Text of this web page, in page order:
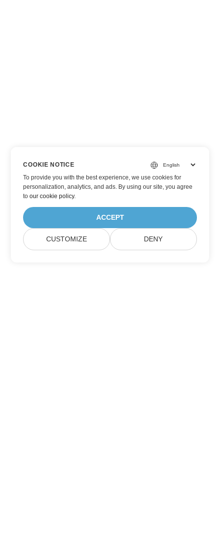
COOKIE NOTICE
To provide you with the best experience, we use cookies for
personalization, analytics, and ads. By using our site, you agree
toour cookie policy.
ACCEPT
CUSTOMIZE DENY